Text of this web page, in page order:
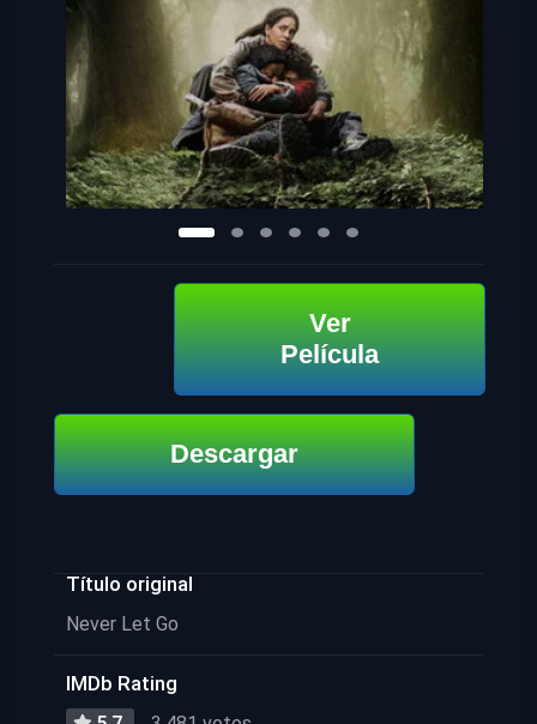
Ver
Película
Descargar
Título original
Never Let Go
IMDb Rating